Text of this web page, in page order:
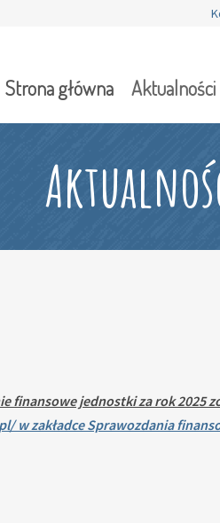
Strona główna Aktualności
finansowe jednostki za rok 2025
w zakładce Sprawozdania